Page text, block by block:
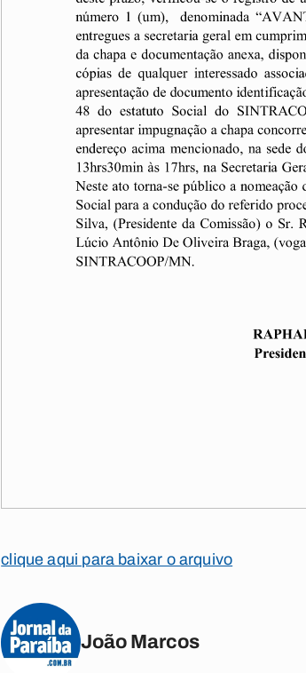
clique aqui para baixar o arquivo
João Marcos